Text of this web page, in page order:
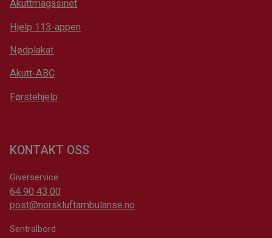
Akuttmagasinet
Hjelp 113-appen
Nødplakat
Akutt-ABC
Førstehjelp
KONTAKT OSS
Giverservice
64 90 43 00
post@norskluftambulanse.no
Sentralbord